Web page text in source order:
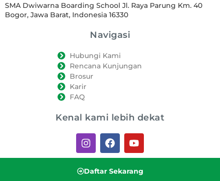
SMA Dwiwarna Boarding School Jl. Raya Parung Km. 40
Bogor, Jawa Barat, Indonesia 16330
Navigasi
Hubungi Kami
Rencana Kunjungan
Brosur
Karir
FAQ
Kenal kami lebih dekat
Daftar Sekarang